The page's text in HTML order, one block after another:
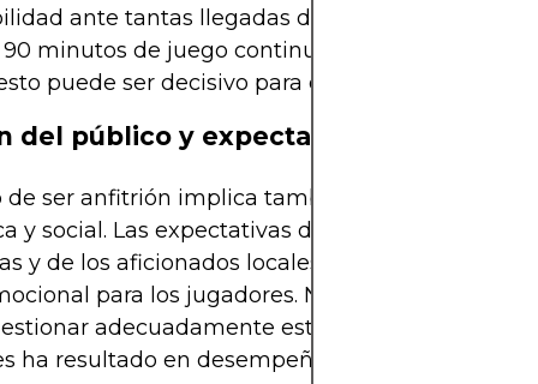
ante tantas llegadas del rival,
minutos de juego continuo. En partidos de
puede ser decisivo para el resultado final.
del público y expectativas
de ser anfitrión implica también una enorme
y social. Las expectativas del país, de las
y de los aficionados locales pueden
para los jugadores. No todos los equipos
adecuadamente esta presión, y en
ha resultado en desempeños por debajo de lo